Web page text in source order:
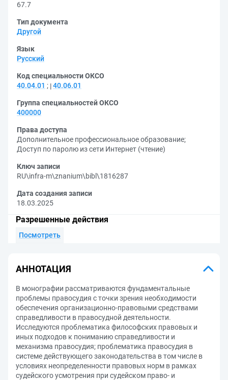
67.7
Тип документа
Другой
Язык
Русский
Код специальности ОКСО
40.04.01 ; 40.06.01
Группа специальностей ОКСО
400000
Права доступа
Дополнительное профессиональное образование;
Доступ по паролю из сети Интернет (чтение)
Ключ записи
RU\infra-m\znanium\bibl\1816287
Дата создания записи
18.03.2025
Разрешенные действия
Посмотреть
АННОТАЦИЯ
В монографии рассматриваются фундаментальные
проблемы правосудия с точки зрения необходимости
обеспечения организационно-правовыми средствами
справедливости в правосудной деятельности.
Исследуются проблематика философских правовых и
иных подходов к пониманию справедливости и
механизма правосудия; проблематика правосудия в
системе действующего законодательства в том числе в
условиях неопределенности правовых норм в рамках
судейского усмотрения при судейском право- и